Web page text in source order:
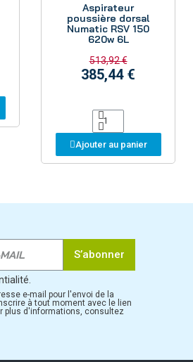
Aspirateur
poussière dorsal
Numatic RSV 150
620w 6L
513,92 €
385,44 €
Ajouter au panier
S’abonner
e-mail pour l'envoi de la
à tout moment avec le lien
plus d'informations, consultez